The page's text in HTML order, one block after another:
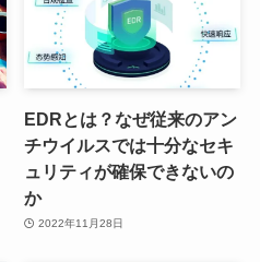
EDRとは？なぜ従来のアン
チウイルスでは十分なセキ
ュリティが確保できないの
か
2022年11月28日